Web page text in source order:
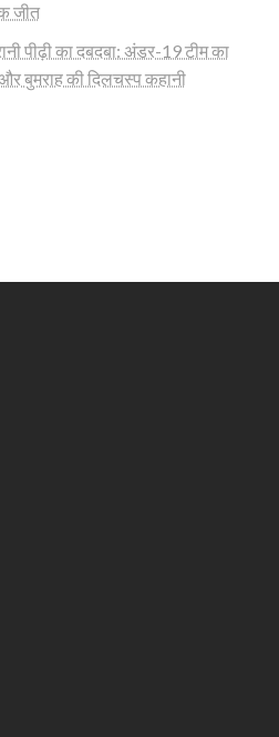
जीत
पीढ़ी का दबदबा: अंडर-19 टीम का
बुमराह की दिलचस्प कहानी